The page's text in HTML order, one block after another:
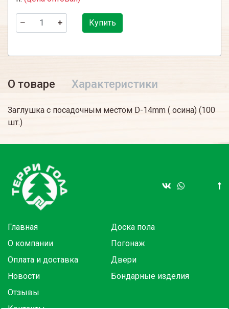
Купить
О товаре Характеристики
Заглушка с посадочным местом D-14mm ( осина) (100
шт.)
Главная
О компании
Оплата и доставка
Новости
Отзывы
Доска пола
Погонаж
Двери
Бондарные изделия